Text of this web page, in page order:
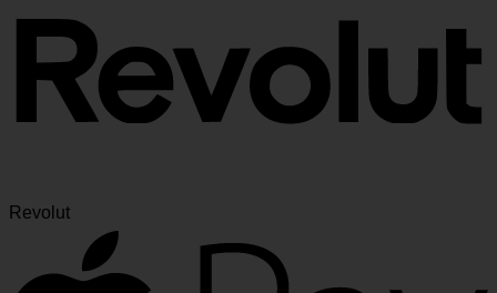
Revolut